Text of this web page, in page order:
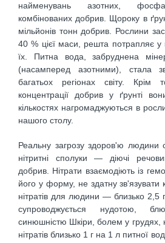
найменувань азотних,
комбінованих добрив. Щороку в
мільйонів тонн добрив. Рослини
40 % цієї маси, решта потрапляє
їх. Питна вода, забруднена
(насамперед азотними), стала
багатьох регіонах світу. Крім
концентрації добрив у ґрунті
кількостях нагромаджуються в
нашого столу.
Реальну загрозу здоров'ю людини
нітритні сполуки — діючі
добрив. Нітрати взаємодіють із
його у форму, не здатну зв'язувати
нітратів для людини — близько 2,5
супроводжується нудотою,
синюшністю Шкіри, болем у грудях,
нітратів близько 1 г на 1 л питної